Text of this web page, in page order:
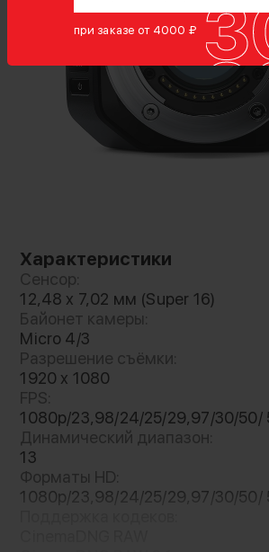
при заказе от 4000 ₽
Blackmagic Micro Cinema Camera
невероятно компактная цифровая
кинокамера, которая идеально
размещения на квадрокоптерах
съемки на реалити-шоу. Она
установку на скейтборде,
радиоуправляемом вертолете
позволяя получать
которые по-настоящему удивят
Характеристики
Сенсор:
12,48 x 7,02 мм (Super 16)
Байонет камеры:
Micro 4/3
Разрешение съёмки:
1920 x 1080
FPS:
1080p/23,98/24/25/29,97/30/50/
Динамический диапазон:
13
Форматы HD:
1080p/23,98/24/25/29,97/30/50/